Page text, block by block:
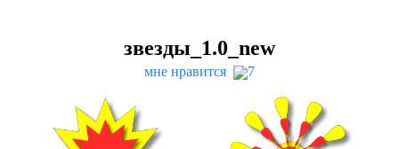
звезды_ 1.0 _new
мне нравится 7